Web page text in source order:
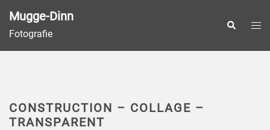
Inhalt
springen
Mugge-Dinn
Fotografie
Suche
CONSTRUCTION – COLLAGE –
TRANSPARENT